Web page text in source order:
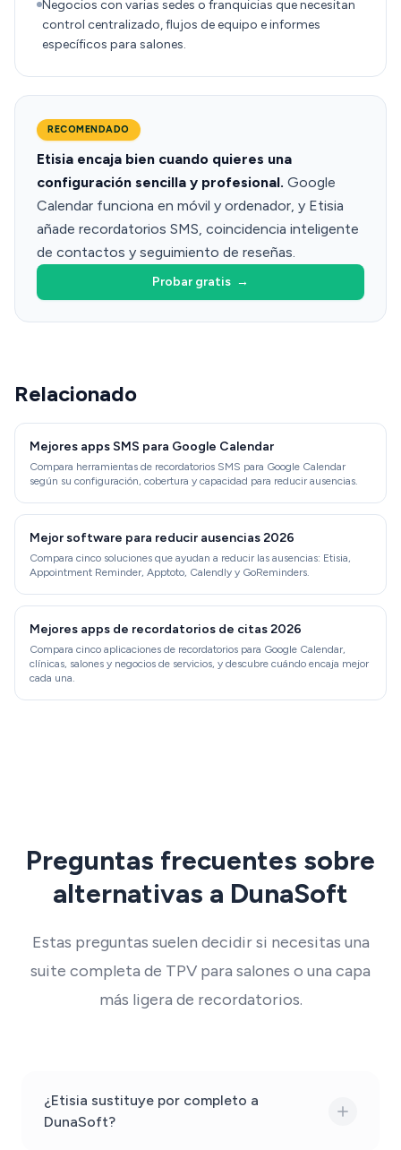
Negocios con varias sedes o franquicias que necesitan
control centralizado, flujos de equipo e informes
específicos para salones.
RECOMENDADO
Etisia encaja bien cuando quieres una
configuración sencilla y profesional. Google
Calendar funciona en móvil y ordenador, y Etisia
añade recordatorios SMS, coincidencia inteligente
de contactos y seguimiento de reseñas.
Probar gratis →
Relacionado
Mejores apps SMS para Google Calendar
Compara herramientas de recordatorios SMS para Google Calendar
según su configuración, cobertura y capacidad para reducir ausencias.
Mejor software para reducir ausencias 2026
Compara cinco soluciones que ayudan a reducir las ausencias: Etisia,
Appointment Reminder, Apptoto, Calendly y GoReminders.
Mejores apps de recordatorios de citas 2026
Compara cinco aplicaciones de recordatorios para Google Calendar,
clínicas, salones y negocios de servicios, y descubre cuándo encaja mejor
cada una.
Preguntas frecuentes sobre
alternativas a DunaSoft
Estas preguntas suelen decidir si necesitas una
suite completa de TPV para salones o una capa
más ligera de recordatorios.
¿Etisia sustituye por completo a
DunaSoft?